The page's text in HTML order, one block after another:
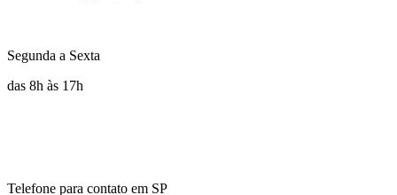
Segunda a Sexta
das 8h às 17h
Telefone para contato em SP